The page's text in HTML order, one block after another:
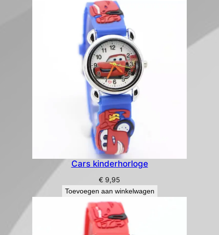
Cars kinderhorloge
€ 9,95
Toevoegen aan winkelwagen